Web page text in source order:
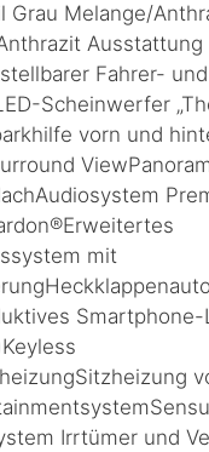
Grau Melange/
Ausstattung
Fahrer- und
Scheinwerfer
vorn und
mit
Irrtümer und